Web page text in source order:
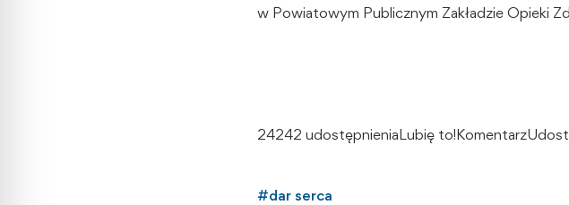
w Powiatowym Publicznym Zakładzie Opieki
24242 udostępnieniaLubię
#dar serca